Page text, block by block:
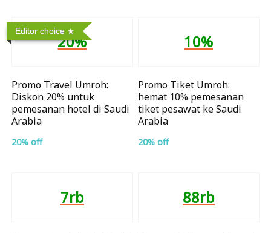
Editor choice
20%
Promo Travel Umroh:
Diskon 20% untuk
pemesanan hotel di Saudi
Arabia
20% off
10%
Promo Tiket Umroh:
hemat 10% pemesanan
tiket pesawat ke Saudi
Arabia
20% off
7rb 88rb